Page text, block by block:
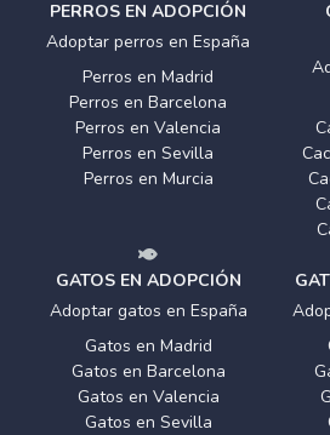
PERROS EN ADOPCIÓN
Adoptar perros en España
Perros en Madrid
Perros en Barcelona
Perros en Valencia
Perros en Sevilla
Perros en Murcia
GATOS EN ADOPCIÓN
Adoptar gatos en España
Gatos en Madrid
Gatos en Barcelona
Gatos en Valencia
Gatos en Sevilla